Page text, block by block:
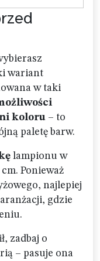
wariant
w taki
koloru – to
paletę barw.
lampionu w
Ponieważ
najlepiej
gdzie
zadbaj o
– pasuje ona